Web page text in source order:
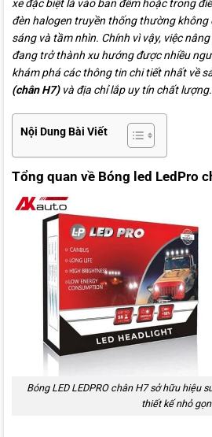
xe đặc biệt là vào ban đêm hoặc trong
đèn halogen truyền thống thường không
sáng và tầm nhìn. Chính vì vậy, việc
đang trở thành xu hướng được nhiều
khám phá các thông tin chi tiết nhất về
(chân H7)và địa chỉ lắp uy tín chất lượng.
Nội Dung Bài Viết
Tổng quan về Bóng led LedPro
Bóng LED LEDPRO chân H7 sở hữu hiệu
thiết kế nhỏ gọn